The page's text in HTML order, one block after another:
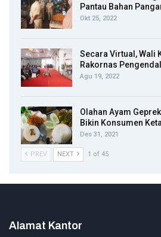
Pantau Bahan
Okt 25, 2022
Secara Virtual, Wali
Rakornas
Agu 19, 2022
Olahan Ayam
Bikin Konsumen
Des 31, 2021
PREV NEXT 1 of 45
Alamat Kantor